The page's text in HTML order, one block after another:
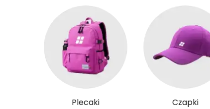
Plecaki Czapki